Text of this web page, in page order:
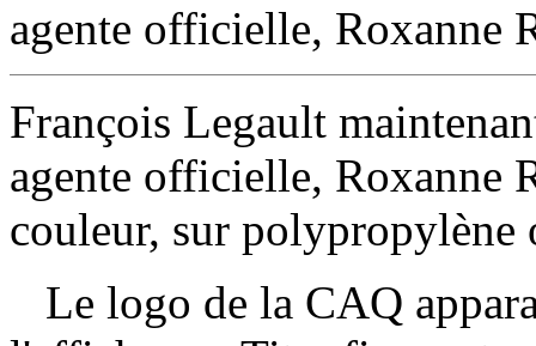
agente officielle, Roxanne
François Legault
agente officielle,
couleur, sur
Le logo de la CAQ